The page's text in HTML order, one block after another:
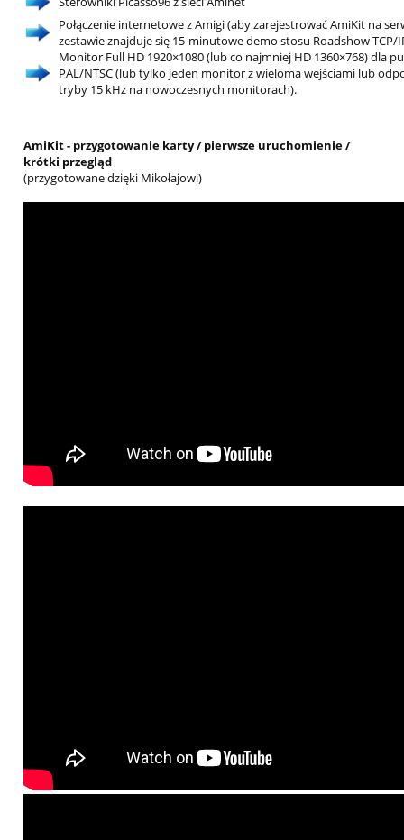
Połączenie internetowe z Amigi (aby zarejestrować AmiKit na
zestawie znajduje się 15-minutowe demo stosu Roadshow TCP/
Monitor Full HD 1920×1080 (lub co najmniej HD 1360×768) dla
PAL/NTSC (lub tylko jeden monitor z wieloma wejściami lub
tryby 15 kHz na nowoczesnych monitorach).
AmiKit - przygotowanie karty / pierwsze uruchomienie /
krótki przegląd
(przygotowane dzięki Mikołajowi)